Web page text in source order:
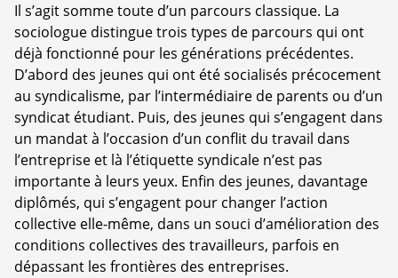
Il s’agit somme toute d’un parcours classique. La
sociologue distingue trois types de parcours qui ont
déjà fonctionné pour les générations précédentes.
D’abord des jeunes qui ont été socialisés précocement
au syndicalisme, par l’intermédiaire de parents ou d’un
syndicat étudiant. Puis, des jeunes qui s’engagent dans
un mandat à l’occasion d’un conflit du travail dans
l’entreprise et là l’étiquette syndicale n’est pas
importante à leurs yeux. Enfin des jeunes, davantage
diplômés, qui s’engagent pour changer l’action
collective elle-même, dans un souci d’amélioration des
conditions collectives des travailleurs, parfois en
dépassant les frontières des entreprises.